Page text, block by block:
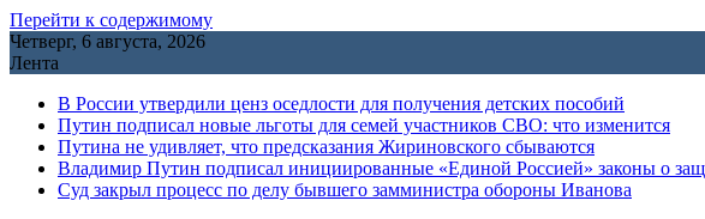
Перейти к содержимому
Четверг, 6 августа, 2026
Лента
В России утвердили ценз оседлости для получения детских пособий
Путин подписал новые льготы для семей участников СВО: что изменится
Путина не удивляет, что предсказания Жириновского сбываются
Владимир Путин подписал инициированные «Единой Россией» законы о
Cуд закрыл процесс по делу бывшего замминистра обороны Иванова